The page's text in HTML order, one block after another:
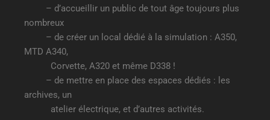
– d’accueillir un public de tout âge toujours plus
nombreux
– de créer un local dédié à la simulation : A350,
MTD A340,
Corvette, A320 et même D338 !
– de mettre en place des espaces dédiés : les
archives, un
atelier électrique, et d’autres activités.